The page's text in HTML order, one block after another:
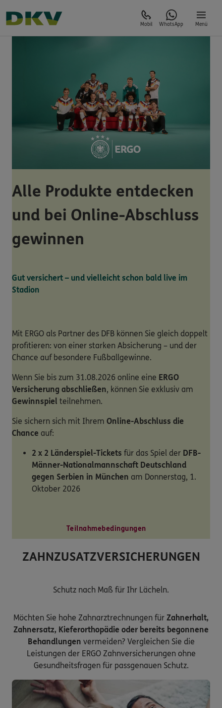
Mobil WhatsApp Menü
Alle Produkte entdecken
und bei Online-Abschluss
gewinnen
Gut versichert – und vielleicht schon bald live im
Stadion
Mit ERGO als Partner des DFB können Sie gleich doppelt
profitieren: von einer starken Absicherung – und der
Chance auf besondere Fußballgewinne.
Wenn Sie bis zum 31.08.2026 online eine ERGO
Versicherung abschließen, können Sie exklusiv am
Gewinnspiel teilnehmen.
Sie sichern sich mit Ihrem Online-Abschluss die
Chance auf:
2 x 2 Länderspiel-Tickets für das Spiel der DFB-
Männer-Nationalmannschaft Deutschland
gegen Serbien in München am Donnerstag, 1.
Oktober 2026
Teilnahmebedingungen
ZAHNZUSATZVERSICHERUNGEN
Schutz nach Maß für Ihr Lächeln.
Möchten Sie hohe Zahnarztrechnungen für Zahnerhalt,
Zahnersatz, Kieferorthopädie oder bereits begonnene
Behandlungen vermeiden? Vergleichen Sie die
Leistungen der ERGO Zahnversicherungen ohne
Gesundheitsfragen für passgenauen Schutz.